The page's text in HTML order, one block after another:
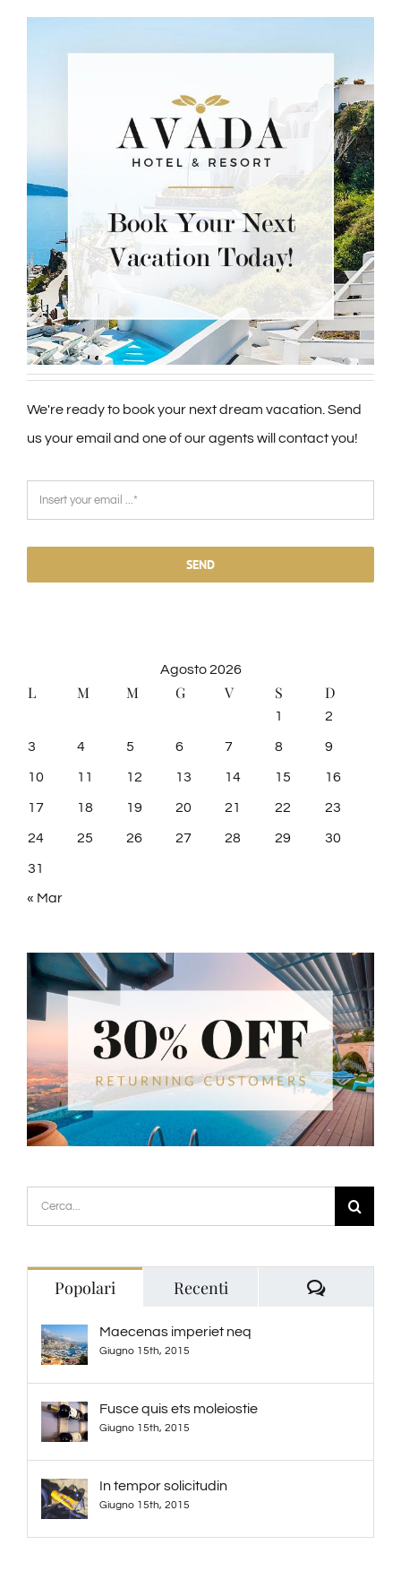
We're ready to book your next dream vacation. Send
us your email and one of our agents will contact you!
SEND
Agosto 2026
L M M G V S D
1 2
3 4 5 6 7 8 9
10 11 12 13 14 15 16
17 18 19 20 21 22 23
24 25 26 27 28 29 30
31
« Mar
Cerca
per:
Popolari Recenti Commenti
Maecenas imperiet neq
Giugno 15th, 2015
Fusce quis ets moleiostie
Giugno 15th, 2015
In tempor solicitudin
Giugno 15th, 2015